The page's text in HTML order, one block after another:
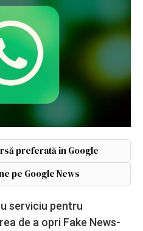
preferată în Google
pe Google News
serviciu pentru
de a opri Fake News-